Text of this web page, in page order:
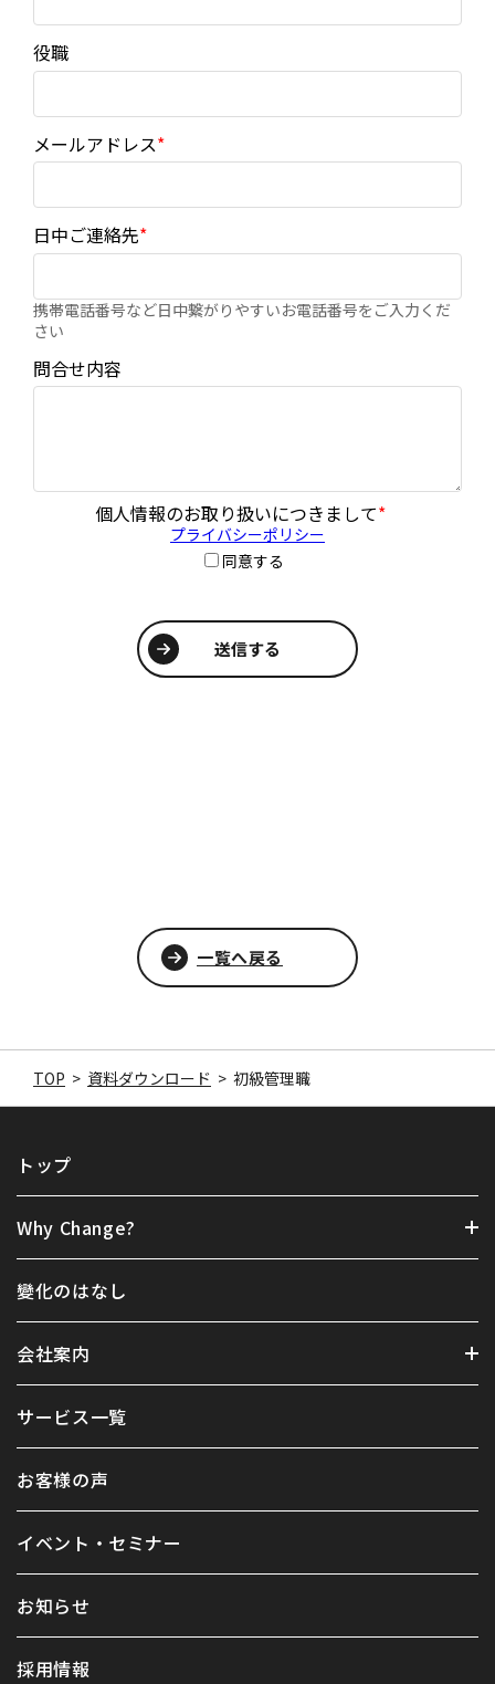
一覧へ戻る
TOP > 資料ダウンロード > 初級管理職
トップ
Why Change?
變化のはなし
会社案内
サービス一覧
お客様の声
イベント・セミナー
お知らせ
採用情報